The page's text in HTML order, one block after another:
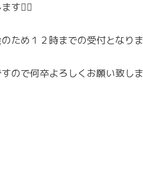
す🙇‍♂️
ため１２時までの受付となりま
ので何卒よろしくお願い致しま